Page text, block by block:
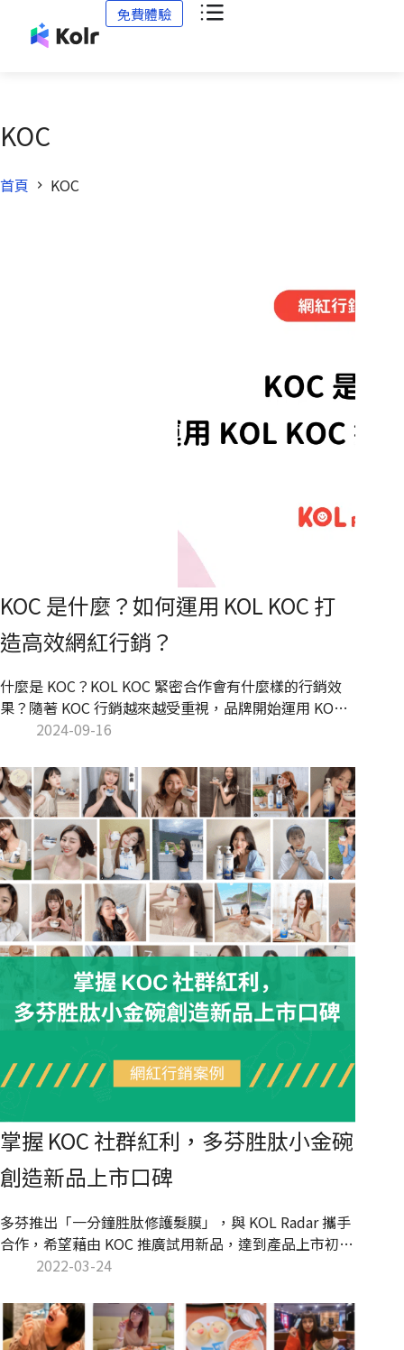
免費體驗
KOC
首頁 KOC
KOC 是什麼？如何運用 KOL KOC 打
造高效網紅行銷？
什麼是 KOC？KOL KOC 緊密合作會有什麼樣的行銷效
果？隨著 KOC 行銷越來越受重視，品牌開始運用 KOC
為品牌打造強大的品牌信任度，更精準的把品牌行銷瞄
用 KOL KOC 打造完美的網紅行銷策略！
2024-09-16
掌握 KOC 社群紅利，多芬胜肽小金碗
創造新品上市口碑
多芬推出「一分鐘胜肽修護髮膜」，與 KOL Radar 攜手
合作，希望藉由 KOC 推廣試用新品，達到產品上市初期
的社群曝光。KOL Radar 採用大量微網紅行銷策略，總
成果，為 Instagram 平台平均互動率的 2.52 倍！
2022-03-24